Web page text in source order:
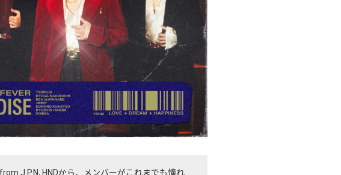
J.P.N, HNDから、メンバーがこれまでも憧れ